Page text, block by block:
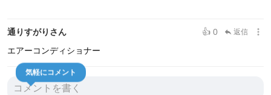
通りすがりさん 👍 0 reply 返信 more_vert
エアーコンディショナー
気軽にコメント